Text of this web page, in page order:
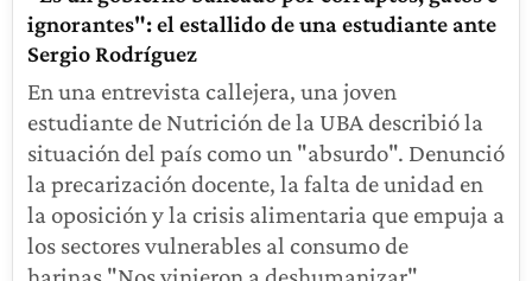
ignorantes": el estallido de una estudiante ante
Sergio Rodríguez
En una entrevista callejera, una joven
estudiante de Nutrición de la UBA describió la
situación del país como un "absurdo". Denunció
la precarización docente, la falta de unidad en
la oposición y la crisis alimentaria que empuja a
los sectores vulnerables al consumo de